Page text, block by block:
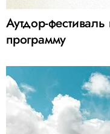
Аутдор-
программу